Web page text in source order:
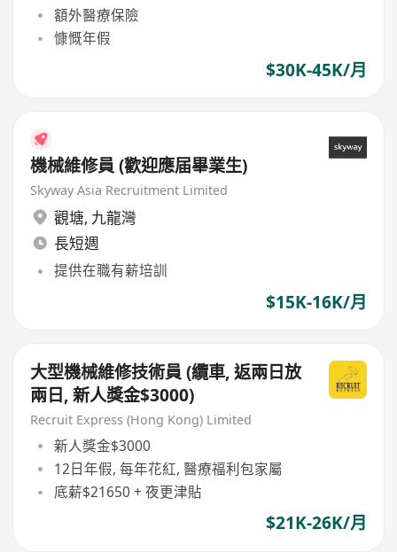
額外醫療保險
慷慨年假
$30K-45K/月
機械維修員 (歡迎應届畢業生)
Skyway Asia Recruitment Limited
觀塘, 九龍灣
長短週
提供在職有薪培訓
$15K-16K/月
大型機械維修技術員 (纜車, 返兩日放
兩日, 新人獎金$3000)
Recruit Express (Hong Kong) Limited
新人獎金$3000
12日年假, 每年花紅, 醫療福利包家屬
底薪$21650 + 夜更津貼
$21K-26K/月